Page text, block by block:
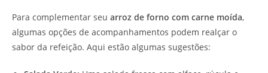
Para complementar seu arroz de forno com carne moída,
algumas opções de acompanhamentos podem realçar o
sabor da refeição. Aqui estão algumas sugestões: